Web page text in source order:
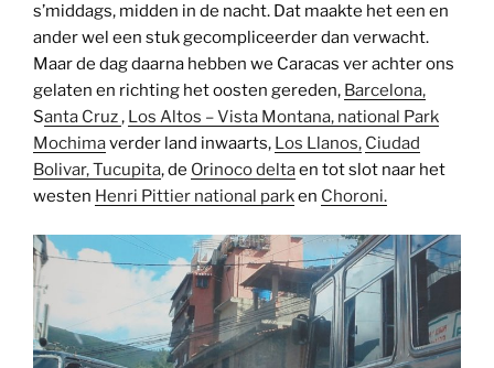
s’middags, midden in de nacht. Dat maakte het een en
ander wel een stuk gecompliceerder dan verwacht.
Maar de dag daarna hebben we Caracas ver achter ons
gelaten en richting het oosten gereden, Barcelona,
Santa Cruz, Los Altos – Vista Montana, national Park
Mochimaverder land inwaarts, Los Llanos, Ciudad
Bolivar,Tucupita, de Orinoco deltaen tot slot naar het
westen Henri Pittier national parken Choroni.